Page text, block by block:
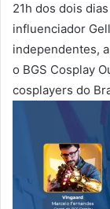
21h dos dois
influenciador
independentes,
o BGS Cosplay
cosplayers do